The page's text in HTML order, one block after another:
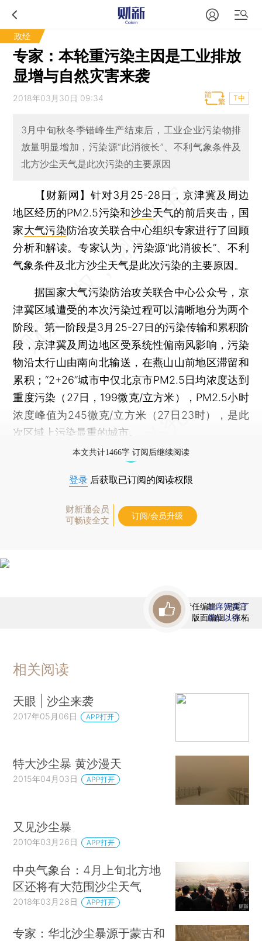
政经
专家：本轮重污染主因是工业排放
显增与自然灾害来袭
2018年03月30日 09:34 T中
3月中旬秋冬季错峰生产结束后，工业企业污染物排
放量明显增加，污染源“此消彼长”、不利气象条件及
北方沙尘天气是此次污染的主要原因
【财新网】 针对3月25-28日，京津冀及周边
地区经历的PM2.5污染和沙尘天气的前后夹击，国
家大气污染防治攻关联合中心组织专家进行了回顾
分析和解读。专家认为，污染源“此消彼长”、不利
气象条件及北方沙尘天气是此次污染的主要原因。
据国家大气污染防治攻关联合中心公众号，京
津冀区域遭受的本次污染过程可以清晰地分为两个
阶段。第一阶段是3月25-27日的污染传输和累积阶
段，京津冀及周边地区受系统性偏南风影响，污染
物沿太行山由南向北输送，在燕山山前地区滞留和
累积；“2+26”城市中仅北京市PM2.5日均浓度达到
重度污染（27日，199微克/立方米），PM2.5小时
浓度峰值为245微克/立方米（27日23时），是此
次区域上污染最重的城市。
本文共计1466字 订阅后继续阅读
登录 后获取已订阅的阅读权限
财新通会员
可畅读全文
订阅/会员升级
责任编辑：冯禹丁
版面编辑：张柘
首席赞赏官
虚位以待
相关阅读
天眼 | 沙尘来袭
2017年05月06日 APP打开
特大沙尘暴 黄沙漫天
2015年04月03日 APP打开
又见沙尘暴
2010年03月26日 APP打开
中央气象台：4月上旬北方地
区还将有大范围沙尘天气
2018年03月28日 APP打开
专家：华北沙尘暴源于蒙古和